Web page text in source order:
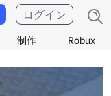
制作 Robux
ログイン